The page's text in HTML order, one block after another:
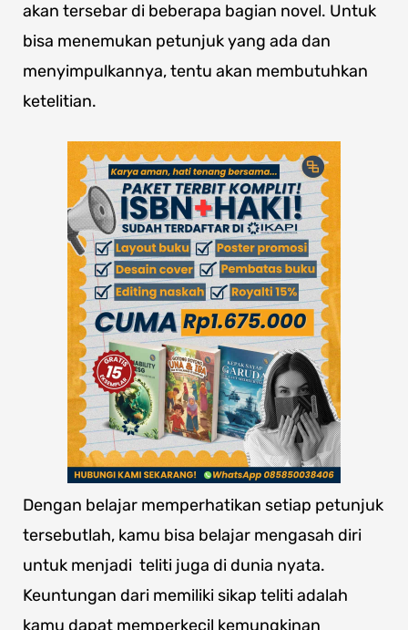
akan tersebar di beberapa bagian novel. Untuk
bisa menemukan petunjuk yang ada dan
menyimpulkannya, tentu akan membutuhkan
ketelitian.
Dengan belajar memperhatikan setiap petunjuk
tersebutlah, kamu bisa belajar mengasah diri
untuk menjadi teliti juga di dunia nyata.
Keuntungan dari memiliki sikap teliti adalah
kamu dapat memperkecil kemungkinan